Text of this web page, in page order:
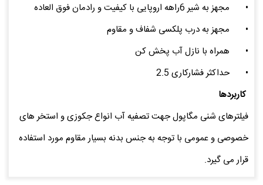
•
مجهز به شیر 6راهه اروپایی با کیفیت و رادمان فوق العاده
•
مجهز به درب پلکسی شفاف و مقاوم
•
همراه با نازل آب پخش کن
•
حداکثر فشارکاری 2.5
کاربردها
فیلترهای شنی مگاپول جهت تصفیه آب انواع جکوزی و استخر های
خصوصی و عمومی با توجه به جنس بدنه بسیار مقاوم مورد استفاده
قرار می گیرد.